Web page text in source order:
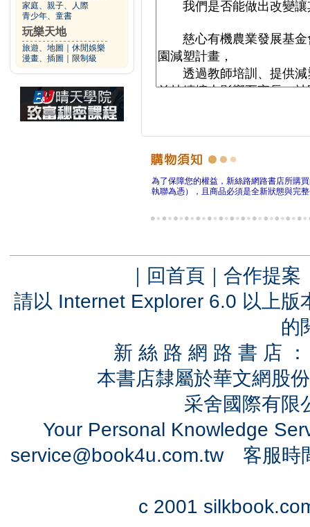
家庭、親子、人際
青少年、童書
玩樂天地
旅遊、地圖
休閒娛樂
漫畫、插圖
限制級
為了保障您的權益，新絲路網路書店所購
執聯為憑），且商品必須是全新狀態與完
｜ 回首頁 ｜ 合作提案
請以 Internet Explorer 6.0 以上
的
新 絲 路 網 路 書 店
本書店隸屬於華文網股
采舍國際有
Your Personal Knowledge
service@book4u.com.tw客服時
c 2001